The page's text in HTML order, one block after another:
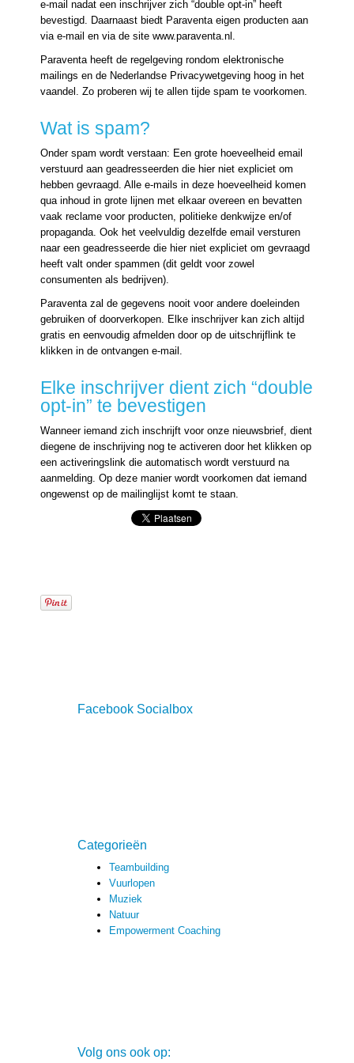
e-mail nadat een inschrijver zich “double opt-in” heeft
bevestigd. Daarnaast biedt Paraventa eigen producten aan
via e-mail en via de site www.paraventa.nl.
Paraventa heeft de regelgeving rondom elektronische
mailings en de Nederlandse Privacywetgeving hoog in het
vaandel. Zo proberen wij te allen tijde spam te voorkomen.
Wat is spam?
Onder spam wordt verstaan: Een grote hoeveelheid email
verstuurd aan geadresseerden die hier niet expliciet om
hebben gevraagd. Alle e-mails in deze hoeveelheid komen
qua inhoud in grote lijnen met elkaar overeen en bevatten
vaak reclame voor producten, politieke denkwijze en/of
propaganda. Ook het veelvuldig dezelfde email versturen
naar een geadresseerde die hier niet expliciet om gevraagd
heeft valt onder spammen (dit geldt voor zowel
consumenten als bedrijven).
Paraventa zal de gegevens nooit voor andere doeleinden
gebruiken of doorverkopen. Elke inschrijver kan zich altijd
gratis en eenvoudig afmelden door op de uitschrijflink te
klikken in de ontvangen e-mail.
Elke inschrijver dient zich “double
opt-in” te bevestigen
Wanneer iemand zich inschrijft voor onze nieuwsbrief, dient
diegene de inschrijving nog te activeren door het klikken op
een activeringslink die automatisch wordt verstuurd na
aanmelding. Op deze manier wordt voorkomen dat iemand
ongewenst op de mailinglijst komt te staan.
Facebook Socialbox
Categorieën
Teambuilding
Vuurlopen
Muziek
Natuur
Empowerment Coaching
Volg ons ook op: